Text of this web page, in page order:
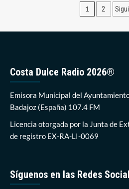
sanitarias
de
a
la
Santa
1 2
Costa Dulce Radio 2026®
Emisora Municipal del
Badajoz (España) 107.4 FM
Licencia otorgada por la Junta de
de registro EX-RA-LI-0069
Síguenos en las Redes